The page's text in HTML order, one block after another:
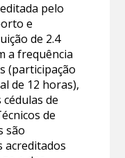
pelo
e
de 2.4
a frequência
(participação
de 12 horas),
de
de
são
acreditados